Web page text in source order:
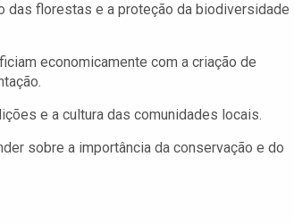
das florestas e a proteção da biodiversidade
economicamente com a criação de
e a cultura das comunidades locais.
sobre a importância da conservação e do